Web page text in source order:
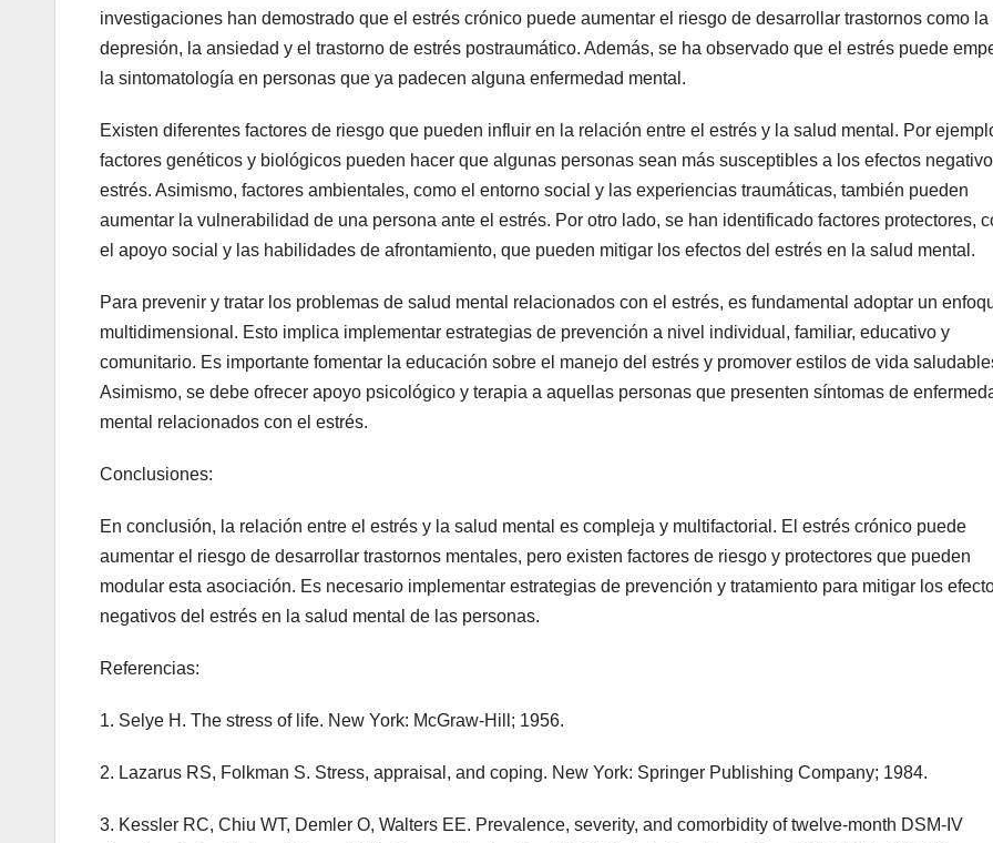
investigaciones han demostrado que el estrés crónico puede aumentar el riesgo de desarrollar trastornos como la
depresión, la ansiedad y el trastorno de estrés postraumático. Además, se ha observado que el estrés puede
la sintomatología en personas que ya padecen alguna enfermedad mental.
Existen diferentes factores de riesgo que pueden influir en la relación entre el estrés y la salud mental. Por
factores genéticos y biológicos pueden hacer que algunas personas sean más susceptibles a los efectos
estrés. Asimismo, factores ambientales, como el entorno social y las experiencias traumáticas, también pueden
aumentar la vulnerabilidad de una persona ante el estrés. Por otro lado, se han identificado factores protectores,
el apoyo social y las habilidades de afrontamiento, que pueden mitigar los efectos del estrés en la salud mental.
Para prevenir y tratar los problemas de salud mental relacionados con el estrés, es fundamental adoptar un
multidimensional. Esto implica implementar estrategias de prevención a nivel individual, familiar, educativo y
comunitario. Es importante fomentar la educación sobre el manejo del estrés y promover estilos de vida
Asimismo, se debe ofrecer apoyo psicológico y terapia a aquellas personas que presenten síntomas de
mental relacionados con el estrés.
Conclusiones:
En conclusión, la relación entre el estrés y la salud mental es compleja y multifactorial. El estrés crónico puede
aumentar el riesgo de desarrollar trastornos mentales, pero existen factores de riesgo y protectores que pueden
modular esta asociación. Es necesario implementar estrategias de prevención y tratamiento para mitigar los
negativos del estrés en la salud mental de las personas.
Referencias:
1. Selye H. The stress of life. New York: McGraw-Hill; 1956.
2. Lazarus RS, Folkman S. Stress, appraisal, and coping. New York: Springer Publishing Company; 1984.
3. Kessler RC, Chiu WT, Demler O, Walters EE. Prevalence, severity, and comorbidity of twelve-month DSM-IV